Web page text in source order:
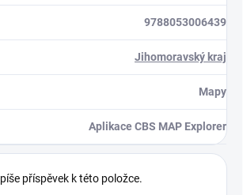
9788053006439
Jihomoravský kraj
Mapy
Aplikace CBS MAP Explorer
příspěvek k této položce.